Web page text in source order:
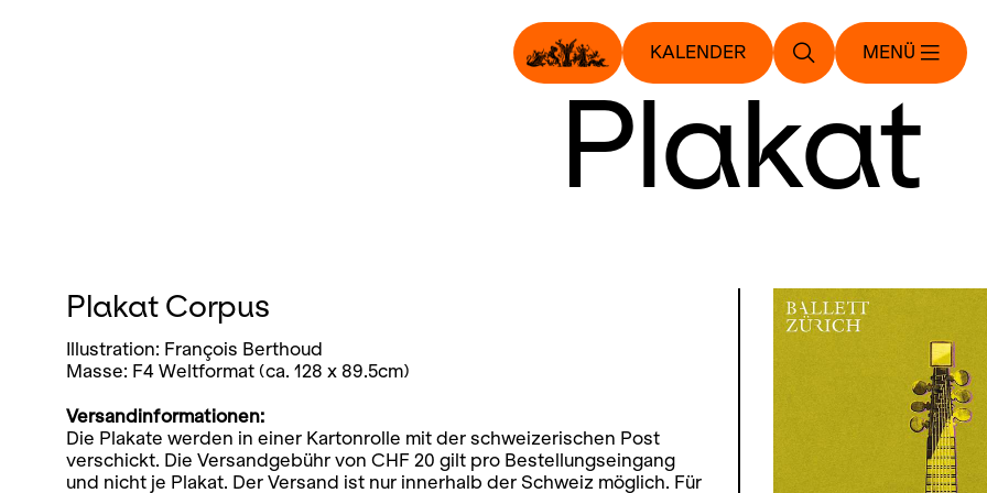
KALENDER MENÜ
Plakat
Plakat Corpus
Illustration: François Berthoud
Masse: F4 Weltformat (ca. 128 x 89.5cm)
Versandinformationen:
Die Plakate werden in einer Kartonrolle mit der schweizerischen Post
verschickt. Die Versandgebühr von CHF 20 gilt pro Bestellungseingang
und nicht je Plakat. Der Versand ist nur innerhalb der Schweiz möglich. Für